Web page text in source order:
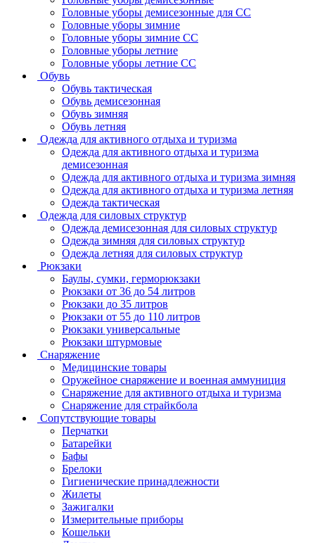
Головные уборы демисезонные для СС
Головные уборы зимние
Головные уборы зимние СС
Головные уборы летние
Головные уборы летние СС
Обувь
Обувь тактическая
Обувь демисезонная
Обувь зимняя
Обувь летняя
Одежда для активного отдыха и туризма
Одежда для активного отдыха и туризма
демисезонная
Одежда для активного отдыха и туризма зимняя
Одежда для активного отдыха и туризма летняя
Одежда тактическая
Одежда для силовых структур
Одежда демисезонная для силовых структур
Одежда зимняя для силовых структур
Одежда летняя для силовых структур
Рюкзаки
Баулы, сумки, герморюкзаки
Рюкзаки от 36 до 54 литров
Рюкзаки до 35 литров
Рюкзаки от 55 до 110 литров
Рюкзаки универсальные
Рюкзаки штурмовые
Снаряжение
Медицинские товары
Оружейное снаряжение и военная аммуниция
Снаряжение для активного отдыха и туризма
Снаряжение для страйкбола
Сопутствующие товары
Перчатки
Батарейки
Бафы
Брелоки
Гигиенические принадлежности
Жилеты
Зажигалки
Измерительные приборы
Кошельки